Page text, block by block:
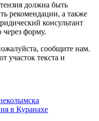
должна быть
рекомендации, а также
консультант
форму.
сообщите нам.
участок текста и
в Куранахе